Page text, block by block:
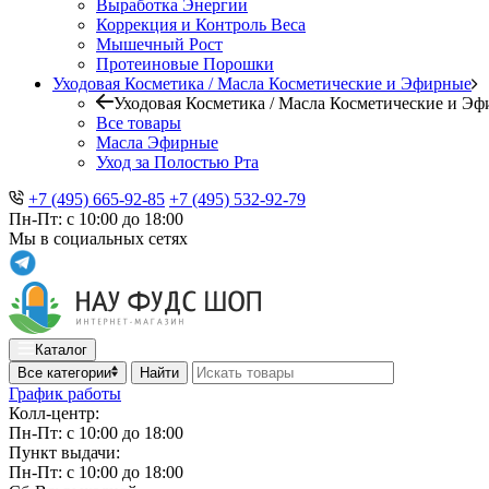
Выработка Энергии
Коррекция и Контроль Веса
Мышечный Рост
Протеиновые Порошки
Уходовая Косметика / Масла Косметические и Эфирные
Уходовая Косметика / Масла Косметические и
Все товары
Масла Эфирные
Уход за Полостью Рта
+7 (495) 665-92-85 +7 (495) 532-92-79
Пн-Пт: с 10:00 до 18:00
Мы в социальных сетях
Каталог
Все категории
Найти
График работы
Колл-центр:
Пн-Пт: с 10:00 до 18:00
Пункт выдачи:
Пн-Пт: с 10:00 до 18:00